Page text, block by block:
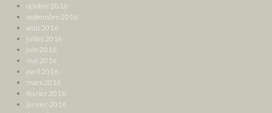
octobre 2016
septembre 2016
août 2016
juillet 2016
juin 2016
mai 2016
avril 2016
mars 2016
février 2016
janvier 2016